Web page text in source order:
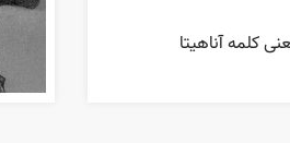
کلمه آناهیتا